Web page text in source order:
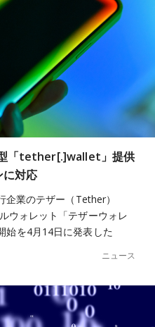
「tether[.]wallet」提供
に対応
業のテザー（Tether）
ウォレット「テザーウォレ
始を4月14日に発表した
ニュース